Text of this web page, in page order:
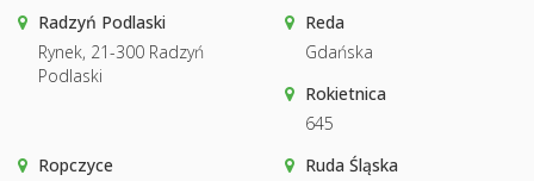
Radzyń Podlaski
Rynek, 21-300 Radzyń
Podlaski
Reda
Gdańska
Rokietnica
645
Ropczyce
Ruda Śląska